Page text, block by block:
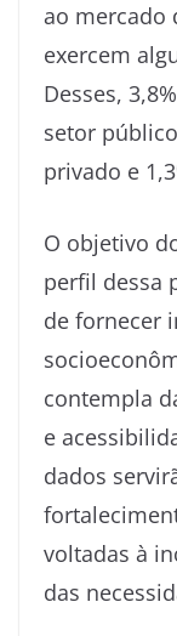
ao mercado
exercem
Desses,
setor
privado e
O objetivo
perfil dessa
de fornecer
contempla
e
dados
voltadas à
das